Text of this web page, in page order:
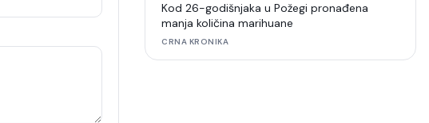
Kod 26-godišnjaka u Požegi pronađena
manja količina marihuane
CRNA KRONIKA